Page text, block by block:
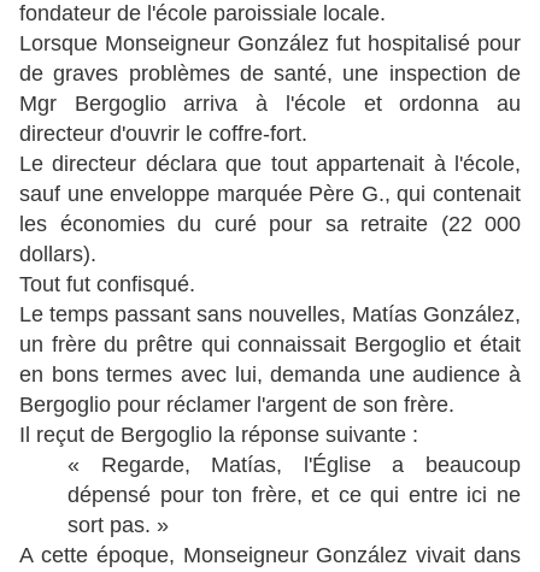
fondateur de l'école paroissiale locale.
Lorsque Monseigneur González fut hospitalisé pour
de graves problèmes de santé, une inspection de
Mgr Bergoglio arriva à l'école et ordonna au
directeur d'ouvrir le coffre-fort.
Le directeur déclara que tout appartenait à l'école,
sauf une enveloppe marquée Père G., qui contenait
les économies du curé pour sa retraite (22 000
dollars).
Tout fut confisqué.
Le temps passant sans nouvelles, Matías González,
un frère du prêtre qui connaissait Bergoglio et était
en bons termes avec lui, demanda une audience à
Bergoglio pour réclamer l'argent de son frère.
Il reçut de Bergoglio la réponse suivante :
« Regarde, Matías, l'Église a beaucoup
dépensé pour ton frère, et ce qui entre ici ne
sort pas. »
A cette époque, Monseigneur González vivait dans